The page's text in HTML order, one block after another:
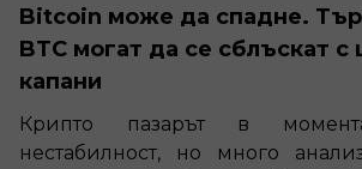
Bitcoin може да спадне.
BTC могат да се сблъскат с
капани
Крипто пазарът в
нестабилност, но много